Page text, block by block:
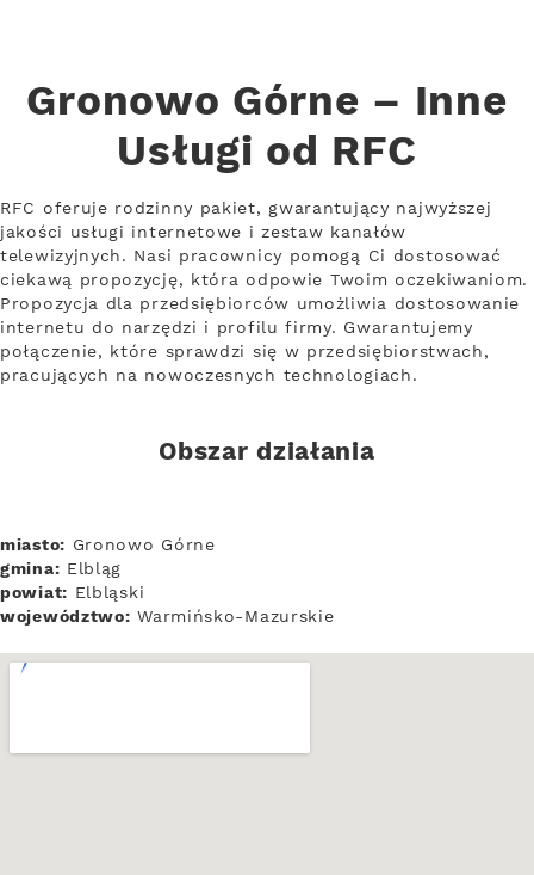
Gronowo Górne – Inne
Usługi od RFC
RFC oferuje rodzinny pakiet, gwarantujący najwyższej
jakości usługi internetowe i zestaw kanałów
telewizyjnych. Nasi pracownicy pomogą Ci dostosować
ciekawą propozycję, która odpowie Twoim oczekiwaniom.
Propozycja dla przedsiębiorców umożliwia dostosowanie
internetu do narzędzi i profilu firmy. Gwarantujemy
połączenie, które sprawdzi się w przedsiębiorstwach,
pracujących na nowoczesnych technologiach.
Obszar działania
miasto: Gronowo Górne
gmina: Elbląg
powiat: Elbląski
województwo: Warmińsko-Mazurskie